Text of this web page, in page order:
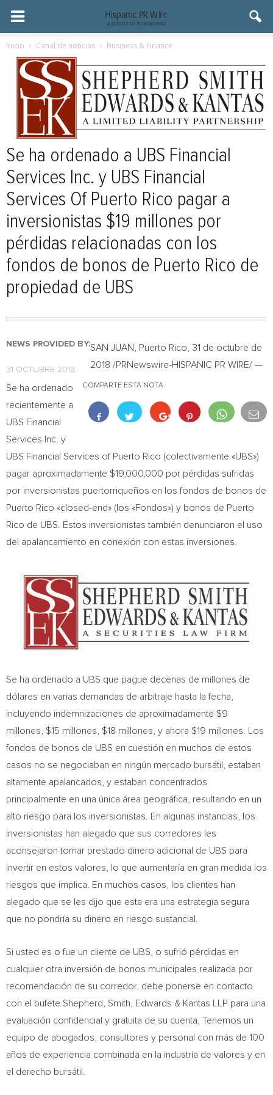
Inicio Canal de noticias Business & Finance
Se ha ordenado a UBS Financial
Services Inc. y UBS Financial
Services Of Puerto Rico pagar a
inversionistas $19 millones por
pérdidas relacionadas con los
fondos de bonos de Puerto Rico de
propiedad de UBS
NEWS PROVIDED BY:
31 OCTUBRE 2018
COMPARTE ESTA NOTA
SAN JUAN, Puerto Rico , 31 de octubre de
2018 /PRNewswire-HISPANIC PR WIRE/ —
Se ha ordenado
recientemente a
UBS Financial
Services Inc. y
UBS Financial Services of Puerto Rico (colectivamente «UBS»)
pagar aproximadamente $19,000,000 por pérdidas sufridas
por inversionistas puertorriqueños en los fondos de bonos de
Puerto Rico «closed-end» (los «Fondos») y bonos de Puerto
Rico de UBS. Estos inversionistas también denunciaron el uso
del apalancamiento en conexión con estas inversiones.
Se ha ordenado a UBS que pague decenas de millones de
dólares en varias demandas de arbitraje hasta la fecha,
incluyendo indemnizaciones de aproximadamente $9
millones, $15 millones, $18 millones, y ahora $19 millones. Los
fondos de bonos de UBS en cuestión en muchos de estos
casos no se negociaban en ningún mercado bursátil, estaban
altamente apalancados, y estaban concentrados
principalmente en una única área geográfica, resultando en un
alto riesgo para los inversionistas. En algunas instancias, los
inversionistas han alegado que sus corredores les
aconsejaron tomar prestado dinero adicional de UBS para
invertir en estos valores, lo que aumentaría en gran medida los
riesgos que implica. En muchos casos, los clientes han
alegado que se les dijo que esta era una estrategia segura
que no pondría su dinero en riesgo sustancial.
Si usted es o fue un cliente de UBS, o sufrió pérdidas en
cualquier otra inversión de bonos municipales realizada por
recomendación de su corredor, debe ponerse en contacto
con el bufete Shepherd, Smith, Edwards & Kantas LLP para una
evaluación confidencial y gratuita de su cuenta. Tenemos un
equipo de abogados, consultores y personal con más de 100
años de experiencia combinada en la industria de valores y en
el derecho bursátil.